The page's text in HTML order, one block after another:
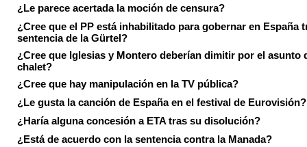
¿Le parece acertada la moción de censura?
¿Cree que el PP está inhabilitado para gobernar en España
sentencia de la Gürtel?
¿Cree que Iglesias y Montero deberían dimitir por el asunto
chalet?
¿Cree que hay manipulación en la TV pública?
¿Le gusta la canción de España en el festival de Eurovisión?
¿Haría alguna concesión a ETA tras su disolución?
¿Está de acuerdo con la sentencia contra la Manada?